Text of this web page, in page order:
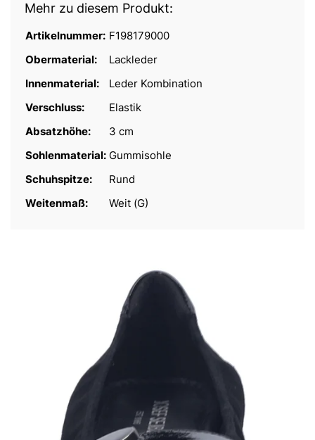
Mehr zu diesem Produkt:
Artikelnummer: F198179000
Obermaterial:
Lackleder
Innenmaterial:
Leder Kombination
Verschluss:
Elastik
Absatzhöhe:
3 cm
Sohlenmaterial: Gummisohle
Schuhspitze:
Rund
Weitenmaß:
Weit (G)